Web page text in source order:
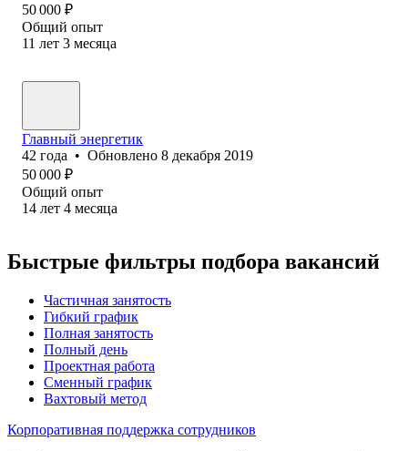
50 000 ₽
Общий опыт
11 лет 3 месяца
Главный энергетик
42 года • Обновлено 8 декабря 2019
50 000 ₽
Общий опыт
14 лет 4 месяца
Быстрые фильтры подбора вакансий
Частичная занятость
Гибкий график
Полная занятость
Полный день
Проектная работа
Сменный график
Вахтовый метод
Корпоративная поддержка сотрудников